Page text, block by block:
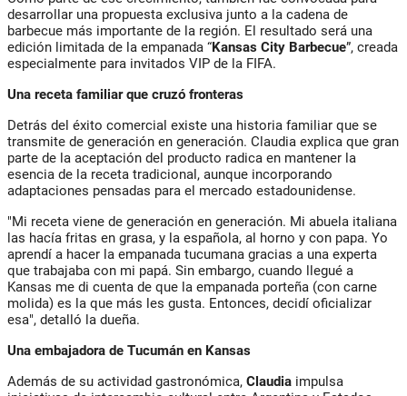
desarrollar una propuesta exclusiva junto a la cadena de
barbecue más importante de la región. El resultado será una
edición limitada de la empanada “Kansas City Barbecue”, creada
especialmente para invitados VIP de la FIFA.
Una receta familiar que cruzó fronteras
Detrás del éxito comercial existe una historia familiar que se
transmite de generación en generación. Claudia explica que gran
parte de la aceptación del producto radica en mantener la
esencia de la receta tradicional, aunque incorporando
adaptaciones pensadas para el mercado estadounidense.
"Mi receta viene de generación en generación. Mi abuela italiana
las hacía fritas en grasa, y la española, al horno y con papa. Yo
aprendí a hacer la empanada tucumana gracias a una experta
que trabajaba con mi papá. Sin embargo, cuando llegué a
Kansas me di cuenta de que la empanada porteña (con carne
molida) es la que más les gusta. Entonces, decidí oficializar
esa", detalló la dueña.
Una embajadora de Tucumán en Kansas
Además de su actividad gastronómica, Claudia impulsa